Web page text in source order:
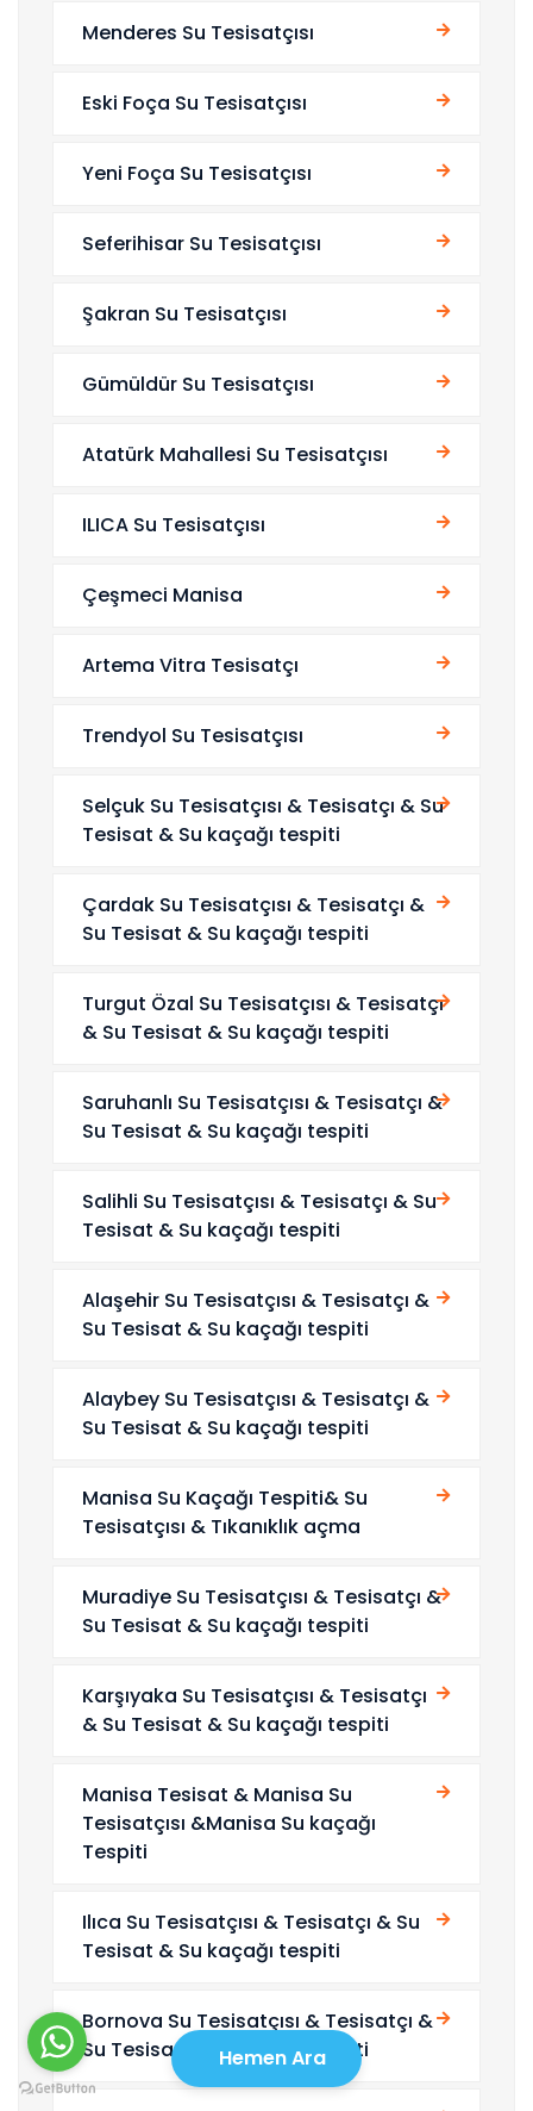
Menderes Su Tesisatçısı
Eski Foça Su Tesisatçısı
Yeni Foça Su Tesisatçısı
Seferihisar Su Tesisatçısı
Şakran Su Tesisatçısı
Gümüldür Su Tesisatçısı
Atatürk Mahallesi Su Tesisatçısı
ILICA Su Tesisatçısı
Çeşmeci Manisa
Artema Vitra Tesisatçı
Trendyol Su Tesisatçısı
Selçuk Su Tesisatçısı & Tesisatçı & Su
Tesisat & Su kaçağı tespiti
Çardak Su Tesisatçısı & Tesisatçı &
Su Tesisat & Su kaçağı tespiti
Turgut Özal Su Tesisatçısı & Tesisatçı
& Su Tesisat & Su kaçağı tespiti
Saruhanlı Su Tesisatçısı & Tesisatçı &
Su Tesisat & Su kaçağı tespiti
Salihli Su Tesisatçısı & Tesisatçı & Su
Tesisat & Su kaçağı tespiti
Alaşehir Su Tesisatçısı & Tesisatçı &
Su Tesisat & Su kaçağı tespiti
Alaybey Su Tesisatçısı & Tesisatçı &
Su Tesisat & Su kaçağı tespiti
Manisa Su Kaçağı Tespiti& Su
Tesisatçısı & Tıkanıklık açma
Muradiye Su Tesisatçısı & Tesisatçı &
Su Tesisat & Su kaçağı tespiti
Karşıyaka Su Tesisatçısı & Tesisatçı
& Su Tesisat & Su kaçağı tespiti
Manisa Tesisat & Manisa Su
Tesisatçısı &Manisa Su kaçağı
Tespiti
Ilıca Su Tesisatçısı & Tesisatçı & Su
Tesisat & Su kaçağı tespiti
Bornova Su Tesisatçısı & Tesisatçı &
Su Tesisat & Su kaçağı tespiti
Hemen Ara